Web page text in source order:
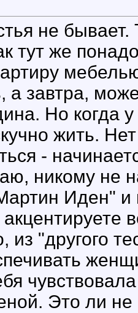
не
тут же
завтра,
Но когда
жить.
-
никому не
Иден" и
из "другого
Это ли не